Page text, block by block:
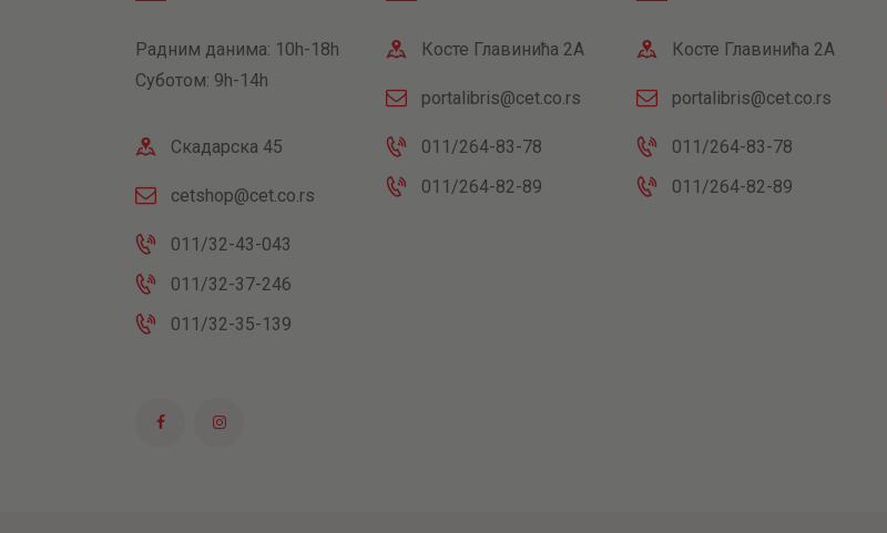
Радним данима: 10h-18h
Суботом: 9h-14h
Скадарска 45
cetshop@cet.co.rs
011/32-43-043
011/32-37-246
011/32-35-139
Косте Главинића 2А
portalibris@cet.co.rs
011/264-83-78
011/264-82-89
Косте Главинића 2А
portalibris@cet.co.rs
011/264-83-78
011/264-82-89